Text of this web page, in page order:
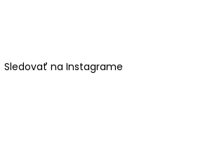
Sledovať na Instagrame